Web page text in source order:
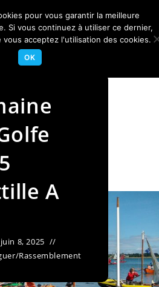
Sèvre et Loire Menu
A
juin 8, 2025
/Rassemblement
pour vous garantir la meilleure
Si vous continuez à utiliser ce dernier,
acceptez l'utilisation des cookies.
OK